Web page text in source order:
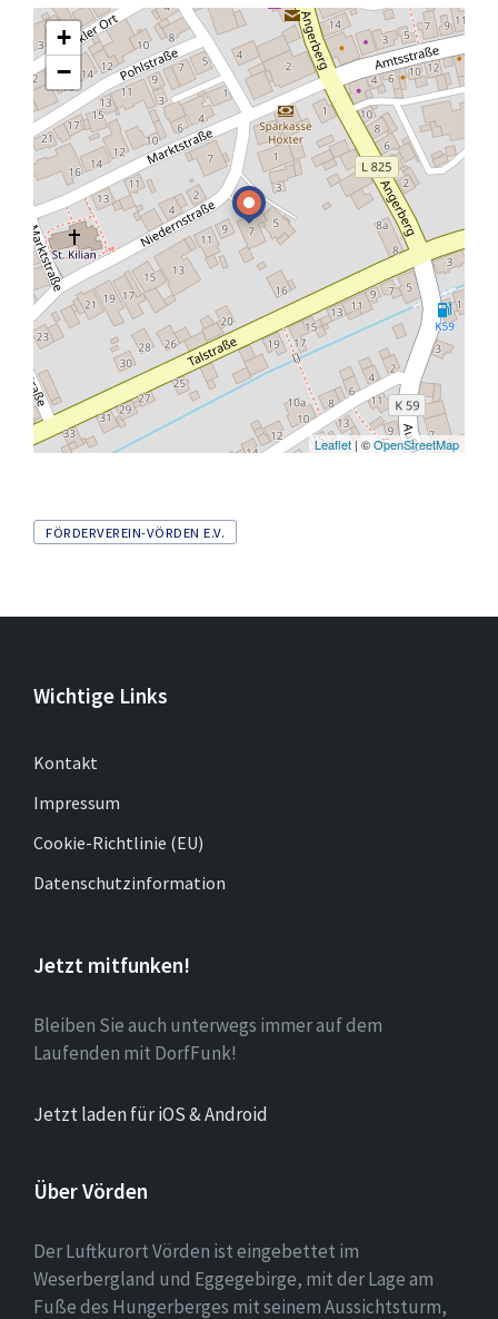
+
−
Leaflet | ©OpenStreetMap
Tags
FÖRDERVEREIN-VÖRDEN E.V.
Wichtige Links
Kontakt
Impressum
Cookie-Richtlinie (EU)
Datenschutzinformation
Jetzt mitfunken!
Bleiben Sie auch unterwegs immer auf dem
Laufenden mit DorfFunk!
Jetzt laden für iOS & Android
Über Vörden
Der Luftkurort Vörden ist eingebettet im
Weserbergland und Eggegebirge, mit der Lage am
Fuße des Hungerberges mit seinem Aussichtsturm,